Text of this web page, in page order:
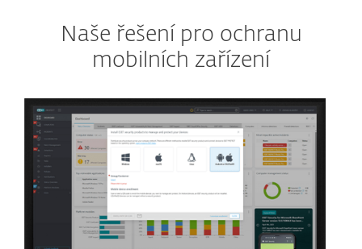
Naše řešení pro ochranu
mobilních zařízení